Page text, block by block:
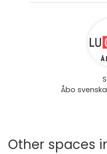
Åbo
Other spaces